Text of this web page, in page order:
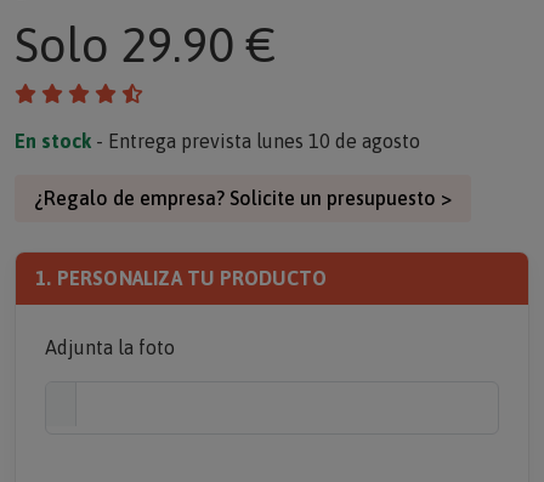
Solo 29.90 €
En stock - Entrega prevista lunes 10 de agosto
¿Regalo de empresa? Solicite un presupuesto >
1. PERSONALIZA TU PRODUCTO
Adjunta la foto